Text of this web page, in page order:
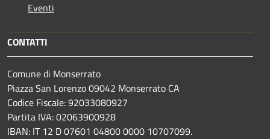
Eventi
CONTATTI
Comune di Monserrato
Piazza San Lorenzo 09042 Monserrato CA
Codice Fiscale: 92033080927
Partita IVA: 02063900928
IBAN: IT 12 D 07601 04800 0000 10707099.